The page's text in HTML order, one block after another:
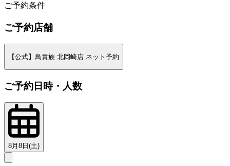
ご予約条件
ご予約店舗
【公式】鳥貴族 北岡崎店 ネット予約
ご予約日時・人数
8月8日(土)